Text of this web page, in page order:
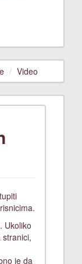
Video
Ukoliko
je da